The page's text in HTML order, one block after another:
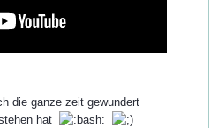
die ganze zeit gewundert
hat